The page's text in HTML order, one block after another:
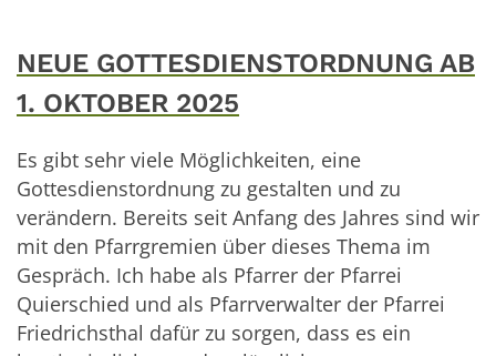
NEUE GOTTESDIENSTORDNUNG AB
1. OKTOBER 2025
Es gibt sehr viele Möglichkeiten, eine
Gottesdienstordnung zu gestalten und zu
verändern. Bereits seit Anfang des Jahres sind wir
mit den Pfarrgremien über dieses Thema im
Gespräch. Ich habe als Pfarrer der Pfarrei
Quierschied und als Pfarrverwalter der Pfarrei
Friedrichsthal dafür zu sorgen, dass es ein